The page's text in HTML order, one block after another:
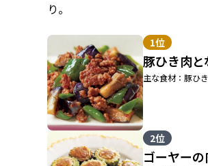
り。
1位
豚ひき肉
主な食材：豚ひ
2位
ゴーヤー